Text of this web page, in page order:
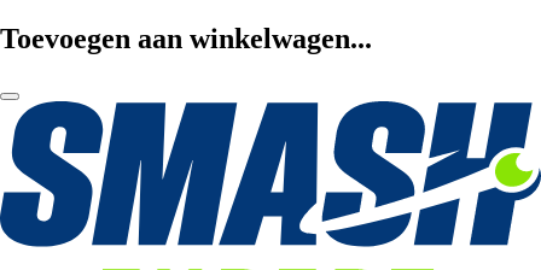
Toevoegen aan winkelwagen...